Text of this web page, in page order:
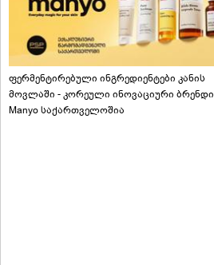
ფერმენტირებული ინგრედიენტები კანის
მოვლაში - კორეული ინოვაციური ბრენდი
Manyo საქართველოშია